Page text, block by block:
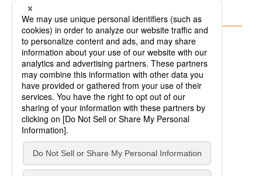
3.7 システム動作環境設定の更新